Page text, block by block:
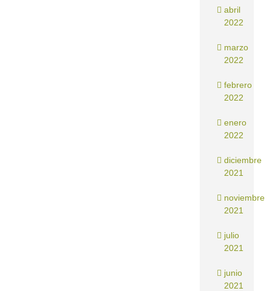
abril
2022
marzo
2022
febrero
2022
enero
2022
diciembre
2021
noviembre
2021
julio
2021
junio
2021